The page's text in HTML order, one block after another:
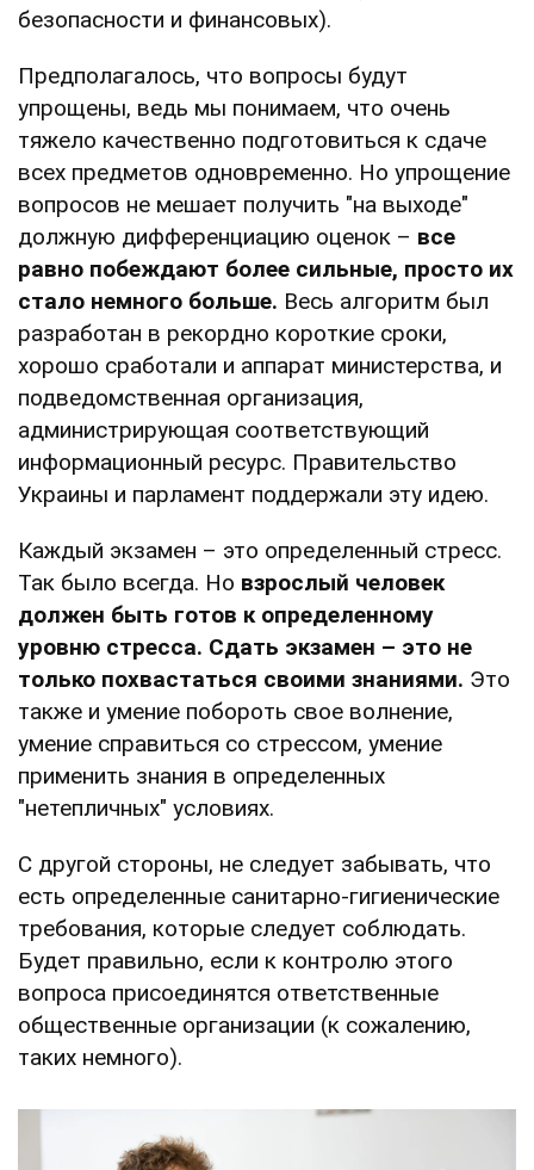
безопасности и финансовых).
Предполагалось, что вопросы будут
упрощены, ведь мы понимаем, что очень
тяжело качественно подготовиться к сдаче
всех предметов одновременно. Но упрощение
вопросов не мешает получить "на выходе"
должную дифференциацию оценок – все
равно побеждают более сильные, просто их
стало немного больше. Весь алгоритм был
разработан в рекордно короткие сроки,
хорошо сработали и аппарат министерства, и
подведомственная организация,
администрирующая соответствующий
информационный ресурс. Правительство
Украины и парламент поддержали эту идею.
Каждый экзамен – это определенный стресс.
Так было всегда. Но взрослый человек
должен быть готов к определенному
уровню стресса. Сдать экзамен – это не
только похвастаться своими знаниями. Это
также и умение побороть свое волнение,
умение справиться со стрессом, умение
применить знания в определенных
"нетепличных" условиях.
С другой стороны, не следует забывать, что
есть определенные санитарно-гигиенические
требования, которые следует соблюдать.
Будет правильно, если к контролю этого
вопроса присоединятся ответственные
общественные организации (к сожалению,
таких немного).